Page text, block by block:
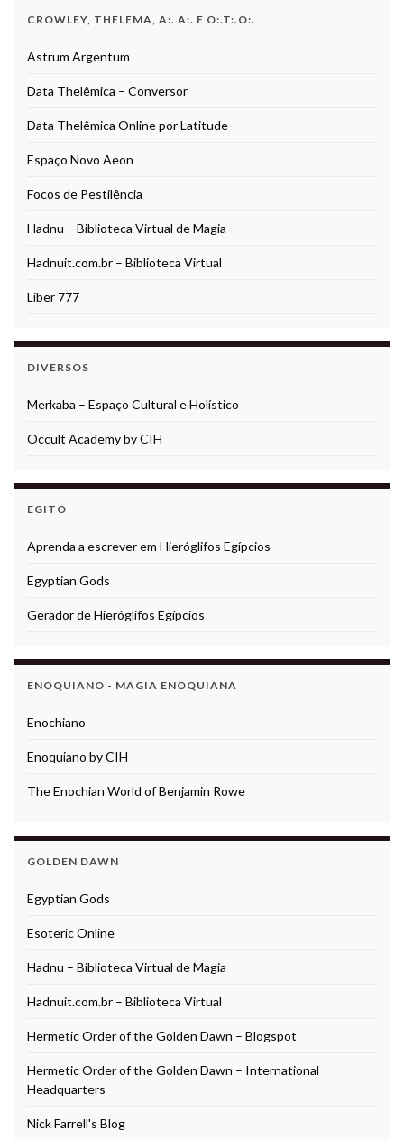
CROWLEY, THELEMA, A:. A:. E O:.T:.O:.
Astrum Argentum
Data Thelêmica – Conversor
Data Thelêmica Online por Latitude
Espaço Novo Aeon
Focos de Pestilência
Hadnu – Biblioteca Virtual de Magia
Hadnuit.com.br – Biblioteca Virtual
Liber 777
DIVERSOS
Merkaba – Espaço Cultural e Holístico
Occult Academy by CIH
EGITO
Aprenda a escrever em Hieróglifos Egípcios
Egyptian Gods
Gerador de Hieróglifos Egípcios
ENOQUIANO - MAGIA ENOQUIANA
Enochiano
Enoquiano by CIH
The Enochian World of Benjamin Rowe
GOLDEN DAWN
Egyptian Gods
Esoteric Online
Hadnu – Biblioteca Virtual de Magia
Hadnuit.com.br – Biblioteca Virtual
Hermetic Order of the Golden Dawn – Blogspot
Hermetic Order of the Golden Dawn – International
Headquarters
Nick Farrell's Blog